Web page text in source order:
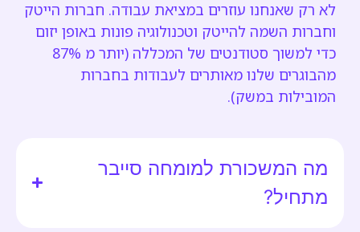
לא רק שאנחנו עוזרים במציאת עבודה. חברות הייטק
וחברות השמה להייטק וטכנולוגיה פונות באופן יזום
כדי למשוך סטודנטים של המכללה (יותר מ 87%
מהבוגרים שלנו מאותרים לעבודות בחברות
המובילות במשק).
מה המשכורת למומחה סייבר
מתחיל?